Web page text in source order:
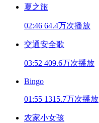
夏之旅
02:46 64.4万次播放
交通安全歌
03:52 409.6万次播放
Bingo
01:55 1315.7万次播放
农家小女孩